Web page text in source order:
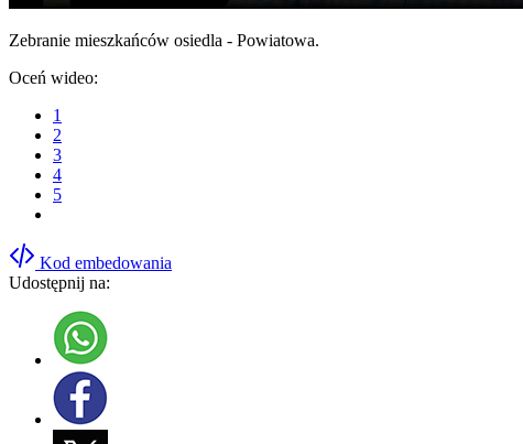
Zebranie mieszkańców osiedla - Powiatowa.
Oceń wideo:
1
2
3
4
5
Kod embedowania
Udostępnij na: